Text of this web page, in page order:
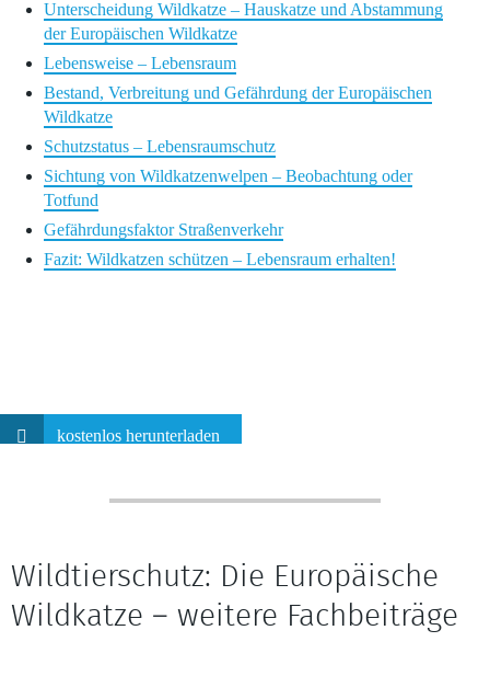
Unterscheidung Wildkatze – Hauskatze und Abstammung
der Europäischen Wildkatze
Lebensweise – Lebensraum
Bestand, Verbreitung und Gefährdung der Europäischen
Wildkatze
Schutzstatus – Lebensraumschutz
Sichtung von Wildkatzenwelpen – Beobachtung oder
Totfund
Gefährdungsfaktor Straßenverkehr
Fazit: Wildkatzen schützen – Lebensraum erhalten!
kostenlos herunterladen
Wildtierschutz: Die Europäische
Wildkatze – weitere Fachbeiträge